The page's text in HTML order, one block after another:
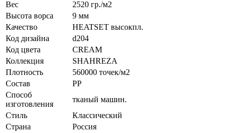
Вес
2520 гр./м2
Высота ворса
9 мм
Качество
HEATSET высокпл.
Код дизайна
d204
Код цвета
CREAM
Коллекция
SHAHREZA
Плотность
560000 точек/м2
Состав
PP
Способ
изготовления
тканый машин.
Стиль
Классический
Страна
Россия